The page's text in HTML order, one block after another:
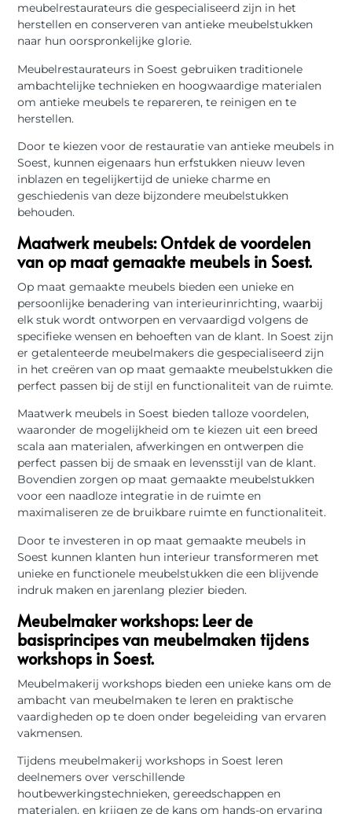
meubelrestaurateurs die gespecialiseerd zijn in het
herstellen en conserveren van antieke meubelstukken
naar hun oorspronkelijke glorie.
Meubelrestaurateurs in Soest gebruiken traditionele
ambachtelijke technieken en hoogwaardige materialen
om antieke meubels te repareren, te reinigen en te
herstellen.
Door te kiezen voor de restauratie van antieke meubels in
Soest, kunnen eigenaars hun erfstukken nieuw leven
inblazen en tegelijkertijd de unieke charme en
geschiedenis van deze bijzondere meubelstukken
behouden.
Maatwerk meubels: Ontdek de voordelen
van op maat gemaakte meubels in Soest.
Op maat gemaakte meubels bieden een unieke en
persoonlijke benadering van interieurinrichting, waarbij
elk stuk wordt ontworpen en vervaardigd volgens de
specifieke wensen en behoeften van de klant. In Soest zijn
er getalenteerde meubelmakers die gespecialiseerd zijn
in het creëren van op maat gemaakte meubelstukken die
perfect passen bij de stijl en functionaliteit van de ruimte.
Maatwerk meubels in Soest bieden talloze voordelen,
waaronder de mogelijkheid om te kiezen uit een breed
scala aan materialen, afwerkingen en ontwerpen die
perfect passen bij de smaak en levensstijl van de klant.
Bovendien zorgen op maat gemaakte meubelstukken
voor een naadloze integratie in de ruimte en
maximaliseren ze de bruikbare ruimte en functionaliteit.
Door te investeren in op maat gemaakte meubels in
Soest kunnen klanten hun interieur transformeren met
unieke en functionele meubelstukken die een blijvende
indruk maken en jarenlang plezier bieden.
Meubelmaker workshops: Leer de
basisprincipes van meubelmaken tijdens
workshops in Soest.
Meubelmakerij workshops bieden een unieke kans om de
ambacht van meubelmaken te leren en praktische
vaardigheden op te doen onder begeleiding van ervaren
vakmensen.
Tijdens meubelmakerij workshops in Soest leren
deelnemers over verschillende
houtbewerkingstechnieken, gereedschappen en
materialen, en krijgen ze de kans om hands-on ervaring